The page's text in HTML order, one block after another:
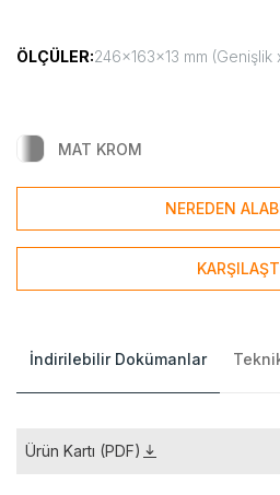
ÖLÇÜLER:246x163x13 mm (Genişlik
MAT KROM
NEREDEN
İndirilebilir Dokümanlar
Ürün Kartı (PDF)